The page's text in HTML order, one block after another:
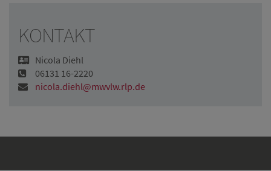
KONTAKT
Nicola Diehl
06131 16-2220
nicola.diehl@mwvlw.rlp.de